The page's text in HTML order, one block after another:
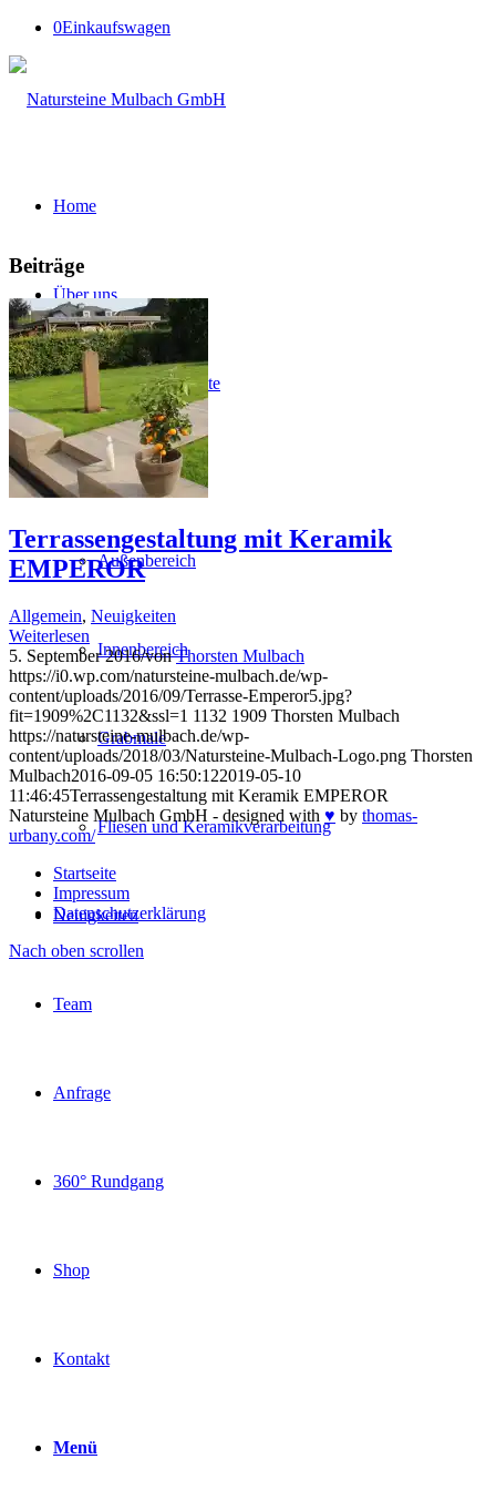
0Einkaufswagen
Home
Über uns
Firmengeschichte
Leistungsspektrum
Außenbereich
Innenbereich
Grabmale
Fliesen und Keramikverarbeitung
Neuigkeiten
Team
Anfrage
360° Rundgang
Shop
Kontakt
Menü
Beiträge
Terrassengestaltung mit Keramik
EMPEROR
Allgemein, Neuigkeiten
Weiterlesen
5. September 2016/vonThorsten Mulbach
https://i0.wp.com/natursteine-mulbach.de/wp-
content/uploads/2016/09/Terrasse-Emperor5.jpg?
fit=1909%2C1132&ssl=1 1132 1909 Thorsten Mulbach
https://natursteine-mulbach.de/wp-
content/uploads/2018/03/Natursteine-Mulbach-Logo.png Thorsten
Mulbach2016-09-05 16:50:122019-05-10
11:46:45Terrassengestaltung mit Keramik EMPEROR
Natursteine Mulbach GmbH - designed with ♥ by thomas-
urbany.com/
Startseite
Impressum
Datenschutzerklärung
Nach oben scrollen